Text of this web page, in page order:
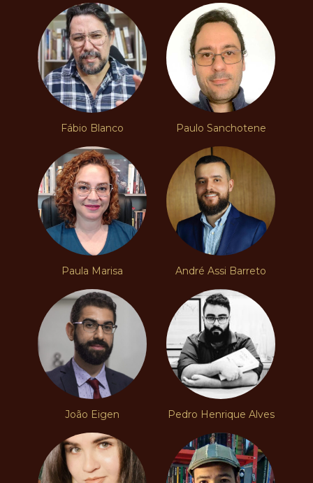
Fábio Blanco Paulo Sanchotene
Paula Marisa André Assi Barreto
João Eigen Pedro Henrique Alves